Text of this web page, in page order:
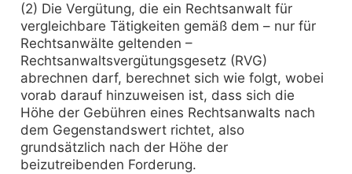
(2) Die Vergütung, die ein Rechtsanwalt für
vergleichbare Tätigkeiten gemäß dem – nur für
Rechtsanwälte geltenden –
Rechtsanwaltsvergütungsgesetz (RVG)
abrechnen darf, berechnet sich wie folgt, wobei
vorab darauf hinzuweisen ist, dass sich die
Höhe der Gebühren eines Rechtsanwalts nach
dem Gegenstandswert richtet, also
grundsätzlich nach der Höhe der
beizutreibenden Forderung.